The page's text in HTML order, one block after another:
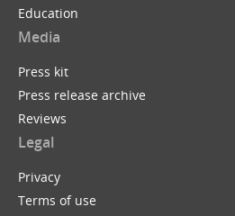
Education
Media
Press kit
Press release archive
Reviews
Legal
Privacy
Terms of use